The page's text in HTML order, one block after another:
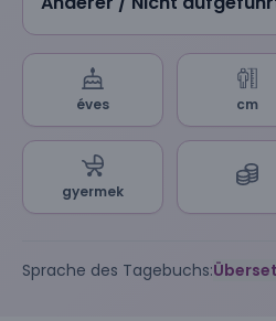
éves cm
gyermek
Sprache des Tagebuchs: